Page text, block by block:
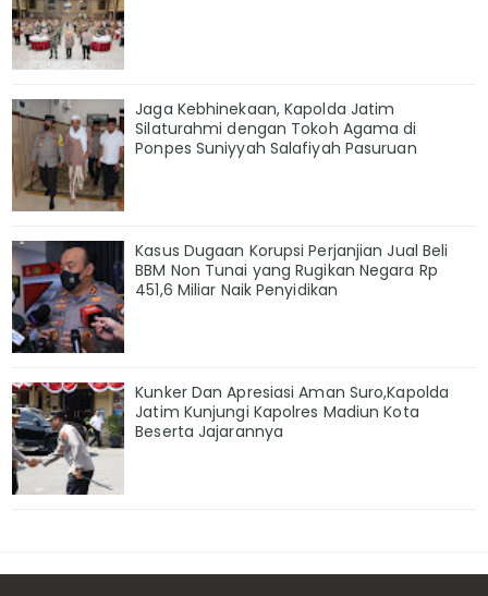
Jaga Kebhinekaan, Kapolda Jatim
Silaturahmi dengan Tokoh Agama di
Ponpes Suniyyah Salafiyah Pasuruan
Kasus Dugaan Korupsi Perjanjian Jual Beli
BBM Non Tunai yang Rugikan Negara Rp
451,6 Miliar Naik Penyidikan
Kunker Dan Apresiasi Aman Suro,Kapolda
Jatim Kunjungi Kapolres Madiun Kota
Beserta Jajarannya